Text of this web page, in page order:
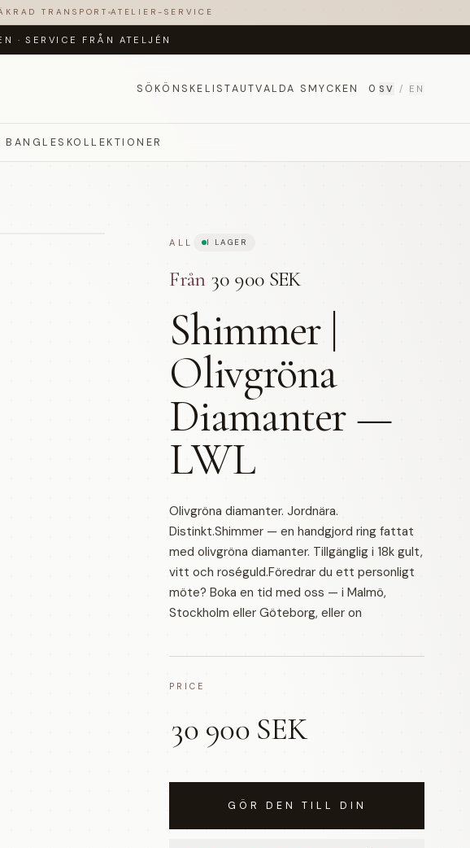
TRANSPORT ATELIER-SERVICE
·SERVICE FRÅN ATELJÉN
SÖKÖNSKELISTAUTVALDA SMYCKEN 0 SV / EN
KOLLEKTIONER
ALL I LAGER
Från 30 900 SEK
Shimmer |
Olivgröna
Diamanter —
LWL
Olivgröna diamanter. Jordnära.
Distinkt.Shimmer — en handgjord ring fattat
med olivgröna diamanter. Tillgänglig i 18k gult,
vitt och roséguld.Föredrar du ett personligt
möte? Boka en tid med oss — i Malmö,
Stockholm eller Göteborg, eller on
PRICE
30 900 SEK
GÖR DEN TILL DIN